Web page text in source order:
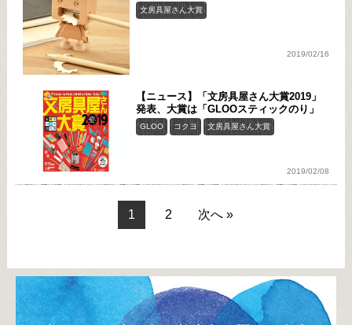
文房具屋さん大賞
2019/02/16
【ニュース】「文房具屋さん大賞2019」
発表、大賞は「GLOOスティックのり」
GLOO コクヨ 文房具屋さん大賞
2019/02/08
1 2 次へ »